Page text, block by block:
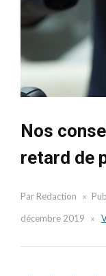
Nos
retard de
Par Redaction
décembre 2019